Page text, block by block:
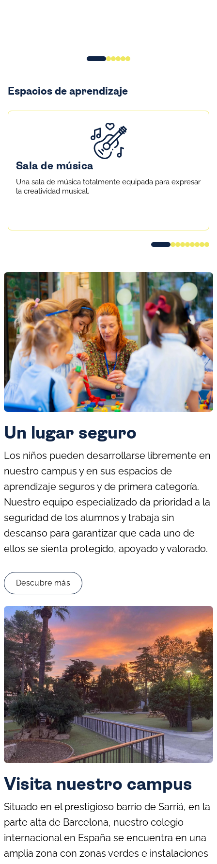
Espacios de aprendizaje
Sala de música
Una sala de música totalmente equipada para expresar
la creatividad musical.
Un lugar seguro
Los niños pueden desarrollarse libremente en
nuestro campus y en sus espacios de
aprendizaje seguros y de primera categoría.
Nuestro equipo especializado da prioridad a la
seguridad de los alumnos y trabaja sin
descanso para garantizar que cada uno de
ellos se sienta protegido, apoyado y valorado.
Descubre más
Visita nuestro campus
Situado en el prestigioso barrio de Sarriá, en la
parte alta de Barcelona, nuestro colegio
internacional en España se encuentra en una
amplia zona con zonas verdes e instalaciones